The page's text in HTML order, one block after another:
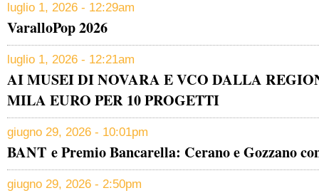
luglio 1, 2026 - 12:29am
VaralloPop 2026
luglio 1, 2026 - 12:21am
AI MUSEI DI NOVARA E VCO DALLA
MILA EURO PER 10 PROGETTI
giugno 29, 2026 - 10:01pm
BANT e Premio Bancarella: Cerano e Gozzano
giugno 29, 2026 - 2:50pm